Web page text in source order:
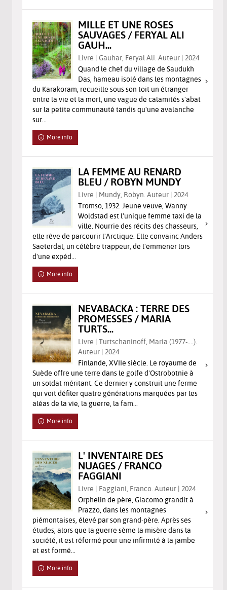
MILLE ET UNE ROSES
SAUVAGES / FERYAL ALI
GAUH...
Livre | Gauhar, Feryal Ali. Auteur | 2024
Quand le chef du village de Saudukh
Das, hameau isolé dans les montagnes
du Karakoram, recueille sous son toit un étranger
entre la vie et la mort, une vague de calamités s'abat
sur la petite communauté tandis qu'une avalanche
sur...
More info
LA FEMME AU RENARD
BLEU / ROBYN MUNDY
Livre | Mundy, Robyn. Auteur | 2024
Tromso, 1932. Jeune veuve, Wanny
Woldstad est l'unique femme taxi de la
ville. Nourrie des récits des chasseurs,
elle rêve de parcourir l'Arctique. Elle convainc Anders
Saeterdal, un célèbre trappeur, de l'emmener lors
d'une expéd...
More info
NEVABACKA : TERRE DES
PROMESSES / MARIA
TURTS...
Livre | Turtschaninoff, Maria (1977-....).
Auteur | 2024
Finlande, XVIIe siècle. Le royaume de
Suède offre une terre dans le golfe d'Ostrobotnie à
un soldat méritant. Ce dernier y construit une ferme
qui voit défiler quatre générations marquées par les
aléas de la vie, la guerre, la fam...
More info
L' INVENTAIRE DES
NUAGES / FRANCO
FAGGIANI
Livre | Faggiani, Franco. Auteur | 2024
Orphelin de père, Giacomo grandit à
Prazzo, dans les montagnes
piémontaises, élevé par son grand-père. Après ses
études, alors que la guerre sème la misère dans la
société, il est réformé pour une infirmité à la jambe
et est formé...
More info